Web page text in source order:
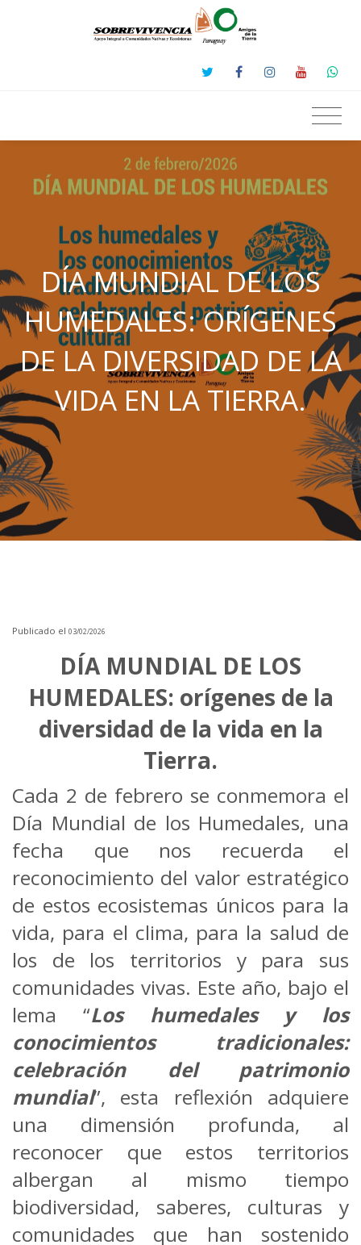
DÍA MUNDIAL DE LOS
HUMEDALES: ORÍGENES
DE LA DIVERSIDAD DE LA
VIDA EN LA TIERRA.
Publicado el 03/02/2026
DÍA MUNDIAL DE LOS
HUMEDALES: orígenes de la
diversidad de la vida en la
Tierra.
Cada 2 de febrero se conmemora el
Día Mundial de los Humedales, una
fecha que nos recuerda el
reconocimiento del valor estratégico
de estos ecosistemas únicos para la
vida, para el clima, para la salud de
los de los territorios y para sus
comunidades vivas. Este año, bajo el
lema “Los humedales y los
conocimientos tradicionales:
celebración del patrimonio
mundial”, esta reflexión adquiere
una dimensión profunda, al
reconocer que estos territorios
albergan al mismo tiempo
biodiversidad, saberes, culturas y
comunidades que han sostenido